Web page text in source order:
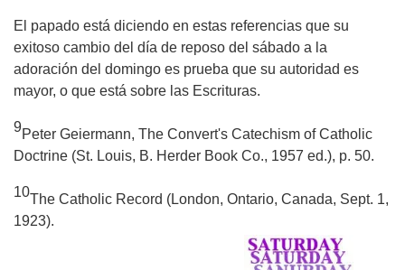
El papado está diciendo en estas referencias que su
exitoso cambio del día de reposo del sábado a la
adoración del domingo es prueba que su autoridad es
mayor, o que está sobre las Escrituras.
9Peter Geiermann, The Convert's Catechism of Catholic
Doctrine (St. Louis, B. Herder Book Co., 1957 ed.), p. 50.
10The Catholic Record (London, Ontario, Canada, Sept. 1,
1923).